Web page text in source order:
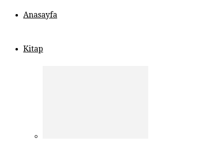
Anasayfa
Kitap